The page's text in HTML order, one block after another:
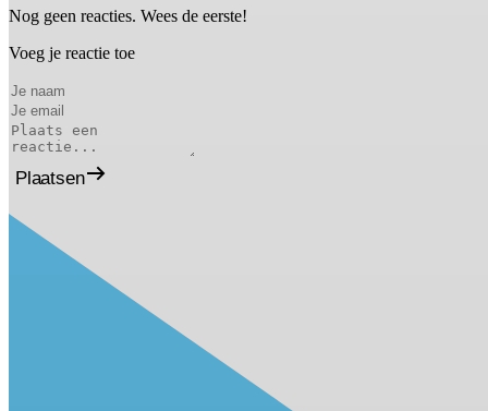
Nog geen reacties. Wees de eerste!
Voeg je reactie toe
Plaatsen